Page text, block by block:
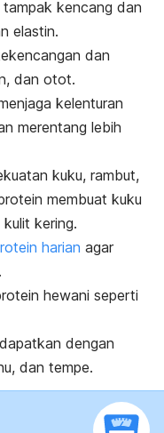
kencang dan
elastin.
dan
dan otot.
kelenturan
merentang lebih
kuku, rambut,
membuat kuku
kulit kering.
harian agar
hewani seperti
dengan
dan tempe.